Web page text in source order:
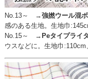
No.13～ →強撚ウール混
感のある生地。生地巾
No.15～ → Peタイプライ
ウスなどに。生地巾